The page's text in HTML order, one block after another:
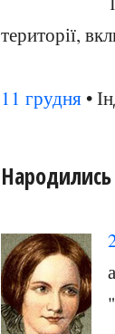
території,
11 грудня •